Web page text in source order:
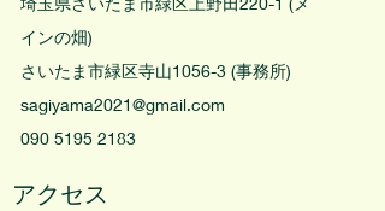
インの畑)
さいたま市緑区寺山1056-3 (事務所)
sagiyama2021@gmail.com
090 5195 2183
アクセス